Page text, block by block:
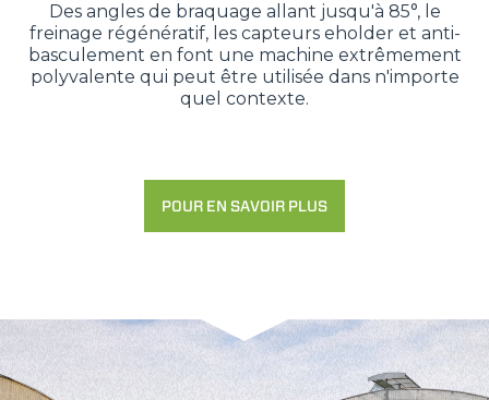
Des angles de braquage allant jusqu'à 85°, le
freinage régénératif, les capteurs eholder et anti-
basculement en font une machine extrêmement
polyvalente qui peut être utilisée dans n'importe
quel contexte.
POUR EN SAVOIR PLUS